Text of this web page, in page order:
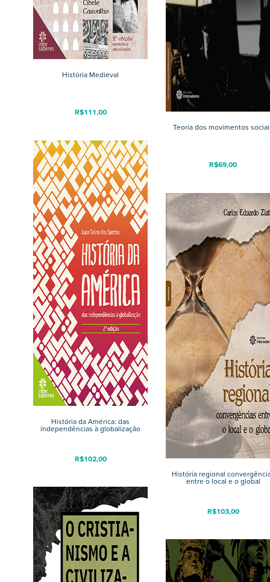
História Medieval
R$111,00
Teoria dos movimentos
R$69,00
História da América: das
independências à globalização
R$102,00
História regional
entre o local e o global
R$103,00